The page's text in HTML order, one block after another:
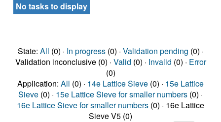
No tasks to display
State: All (0) · In progress(0) · Validation pending (0) ·
Validation inconclusive (0) · Valid (0) · Invalid (0) · Error
(0)
Application: All (0) · 14e Lattice Sieve (0) · 15e Lattice
Sieve (0) · 15e Lattice Sieve for smaller numbers (0) ·
16e Lattice Sieve for smaller numbers (0) · 16e Lattice
Sieve V5 (0)